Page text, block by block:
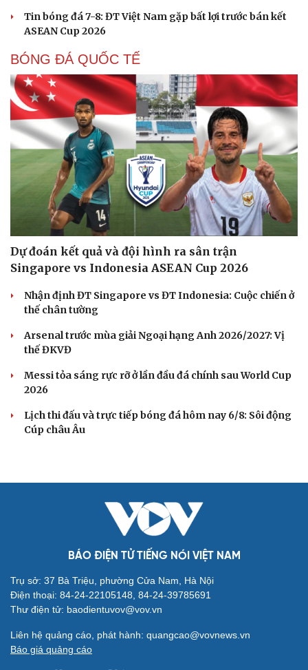
Tin bóng đá 7-8: ĐT Việt Nam gặp bất lợi trước bán kết
ASEAN Cup 2026
BÓNG ĐÁ QUỐC TẾ
Dự đoán kết quả và đội hình ra sân trận
Singapore vs Indonesia ASEAN Cup 2026
Nhận định ĐT Singapore vs ĐT Indonesia: Cuộc chiến ở
thế chân tường
Arsenal trước mùa giải Ngoại hạng Anh 2026/2027: Vị
thế ĐKVĐ
Messi tỏa sáng rực rỡ ở lần đầu đá chính sau World Cup
2026
Lịch thi đấu và trực tiếp bóng đá hôm nay 6/8: Sôi động
Cúp châu Âu
BÁO ĐIỆN TỬ TIẾNG NÓI VIỆT NAM
Trụ sở: 37 Bà Triệu, phường Cửa Nam, Hà Nội
Điện thoại: 84-24-22105148, 84-24-39785691
Thư điện tử: baodientuvov@vov.vn
Liên hệ quảng cáo, phát hành: quangcao@vovnews.vn
Báo giá quảng cáo